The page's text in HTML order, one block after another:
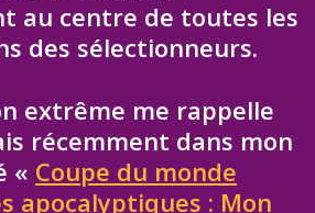
au centre de toutes les
des sélectionneurs.
extrême me rappelle
récemment dans mon
« Coupe du monde
apocalyptiques : Mon